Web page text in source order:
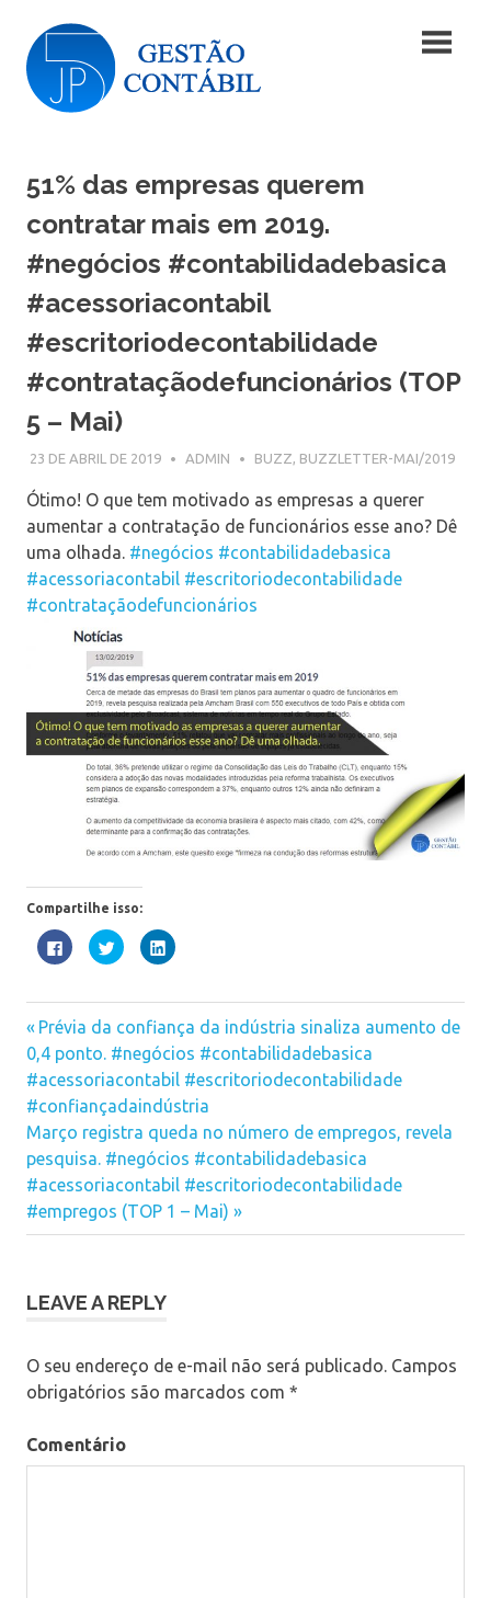
content
Gestão
Contábil
Gestão
Contábil
51% das empresas querem
contratar mais em 2019.
#negócios #contabilidadebasica
#acessoriacontabil
#escritoriodecontabilidade
#contrataçãodefuncionários (TOP
5 – Mai)
23 DE ABRIL DE 2019 ADMIN BUZZ, BUZZLETTER-MAI/2019
Ótimo! O que tem motivado as empresas a querer
aumentar a contratação de funcionários esse ano? Dê
uma olhada. #negócios #contabilidadebasica
#acessoriacontabil #escritoriodecontabilidade
#contrataçãodefuncionários
Compartilhe isso:
Clique
para
compartilhar
em
nova
janela)
Clique
para
compartilhar
em
nova
janela)
Clique
para
em
nova
janela)
contratação
de
funcionários
Navegação
de
Post
Previous
Post:
Prévia da confiança da indústria sinaliza aumento de
0,4 ponto. #negócios #contabilidadebasica
#acessoriacontabil #escritoriodecontabilidade
#confiançadaindústria
Next
Post:
Março registra queda no número de empregos, revela
pesquisa. #negócios #contabilidadebasica
#acessoriacontabil #escritoriodecontabilidade
#empregos (TOP 1 – Mai)
LEAVE A REPLY
O seu endereço de e-mail não será publicado. Campos
obrigatórios são marcados com *
Comentário